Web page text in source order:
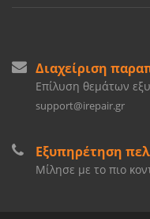
Διαχείριση
Επίλυση θεμάτων
support@irepair.gr
Εξυπηρέτηση
Μίλησε με το πιο